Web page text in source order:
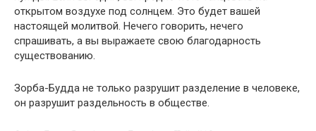
открытом воздухе под солнцем. Это будет вашей
настоящей молитвой. Нечего говорить, нечего
спрашивать, а вы выражаете свою благодарность
существованию.
Зорба-Будда не только разрушит разделение в человеке,
он разрушит раздельность в обществе.